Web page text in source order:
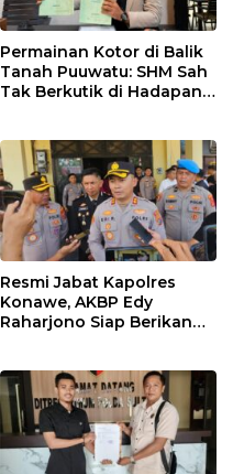
Permainan Kotor di Balik
Tanah Puuwatu: SHM Sah
Tak Berkutik di Hadapan
Resmi Jabat Kapolres
Konawe, AKBP Edy
Raharjono Siap Berikan